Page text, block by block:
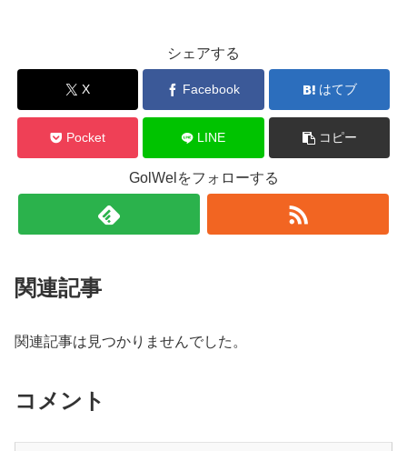
シェアする
X Facebook はてブ
Pocket LINE コピー
GolWelをフォローする
関連記事
関連記事は見つかりませんでした。
コメント